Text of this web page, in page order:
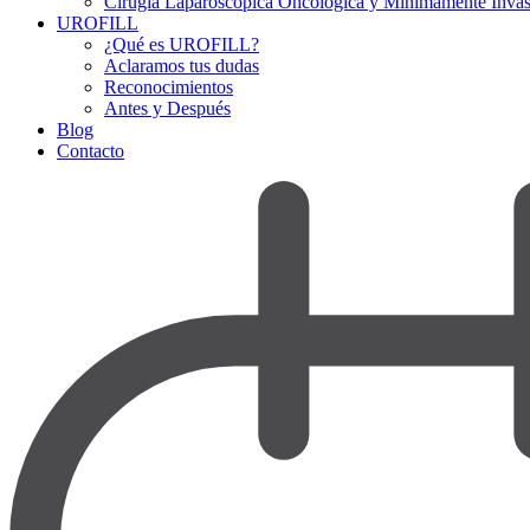
UROFILL
¿Qué es UROFILL?
Aclaramos tus dudas
Reconocimientos
Antes y Después
Blog
Contacto